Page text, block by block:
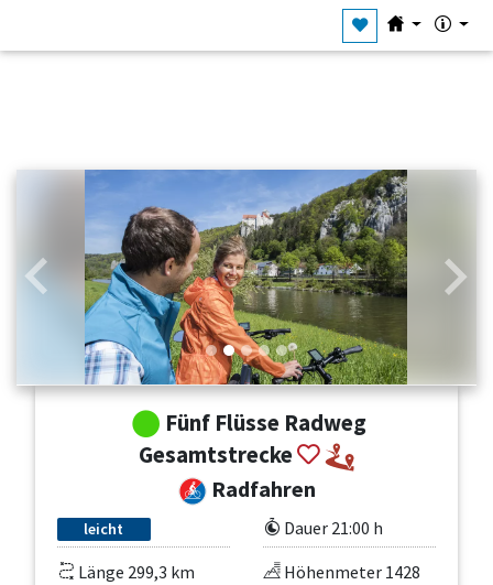
Zurück
Fünf Flüsse Radweg
Gesamtstrecke
Radfahren
leicht
Dauer 21:00 h
Länge 299,3 km
Höhenmeter 1428